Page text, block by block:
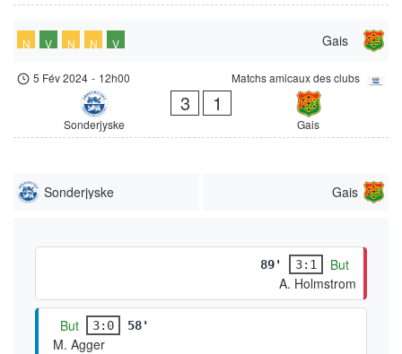
Gais
N V N N V
Matchs amicaux des clubs
5 Fév 2024 - 12h00
Sonderjyske
3 1
Gais
Sonderjyske Gais
89' 3:1
But
A. Holmstrom
But 3:0 58'
M. Agger